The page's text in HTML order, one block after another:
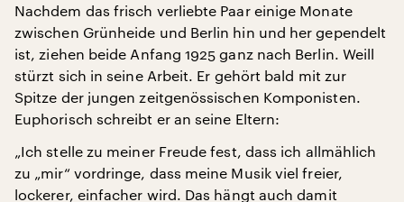
Nachdem das frisch verliebte Paar einige Monate
zwischen Grünheide und Berlin hin und her gependelt
ist, ziehen beide Anfang 1925 ganz nach Berlin. Weill
stürzt sich in seine Arbeit. Er gehört bald mit zur
Spitze der jungen zeitgenössischen Komponisten.
Euphorisch schreibt er an seine Eltern:
„Ich stelle zu meiner Freude fest, dass ich allmählich
zu „mir“ vordringe, dass meine Musik viel freier,
lockerer, einfacher wird. Das hängt auch damit